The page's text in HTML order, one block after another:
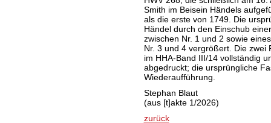
Smith im Beisein Händels
als die erste von 1749. Die
Händel durch den Einschub
zwischen Nr. 1 und 2 sowie
Nr. 3 und 4 vergrößert. Die zwei
im HHA-Band III/14 vollständig
abgedruckt; die ursprüngliche
Wiederaufführung.
Stephan Blaut
(aus [t]akte 1/2026)
zurück